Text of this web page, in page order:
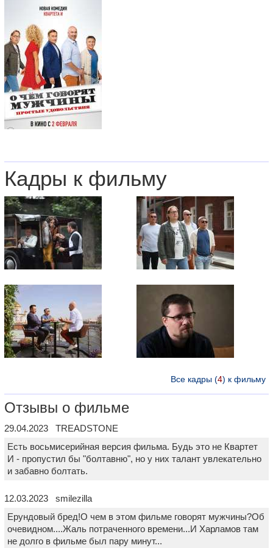
Кадры к фильму
Все кадры (4) к фильму
Отзывы о фильме
29.04.2023 TREADSTONE
Есть восьмисерийная версия фильма. Будь это не Квартет
И - пропустил бы "болтавню", но у них талант увлекательно
и забавно болтать.
12.03.2023 smilezilla
Ерундовый бред!О чем в этом фильме говорят мужчины?Об
очевидном....Жаль потраченного времени...И Харламов там
не долго в фильме был пару минут...